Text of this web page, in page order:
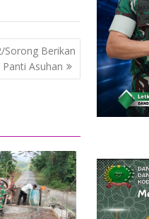
Sorong Berikan
Asuhan